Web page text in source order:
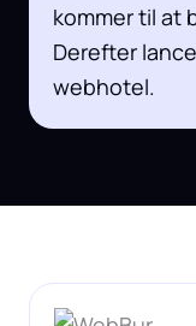
kommer til at
Derefter
webhotel.